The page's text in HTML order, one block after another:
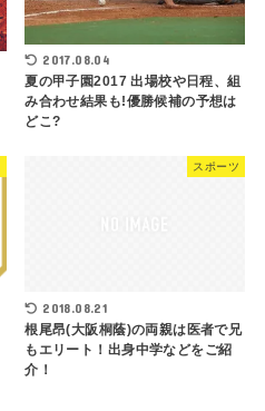
2017.08.04
夏の甲子園2017 出場校や日程、組
み合わせ結果も!優勝候補の予想は
どこ?
スポーツ
2018.08.21
根尾昂(大阪桐蔭)の両親は医者で兄
もエリート！出身中学などをご紹
介！